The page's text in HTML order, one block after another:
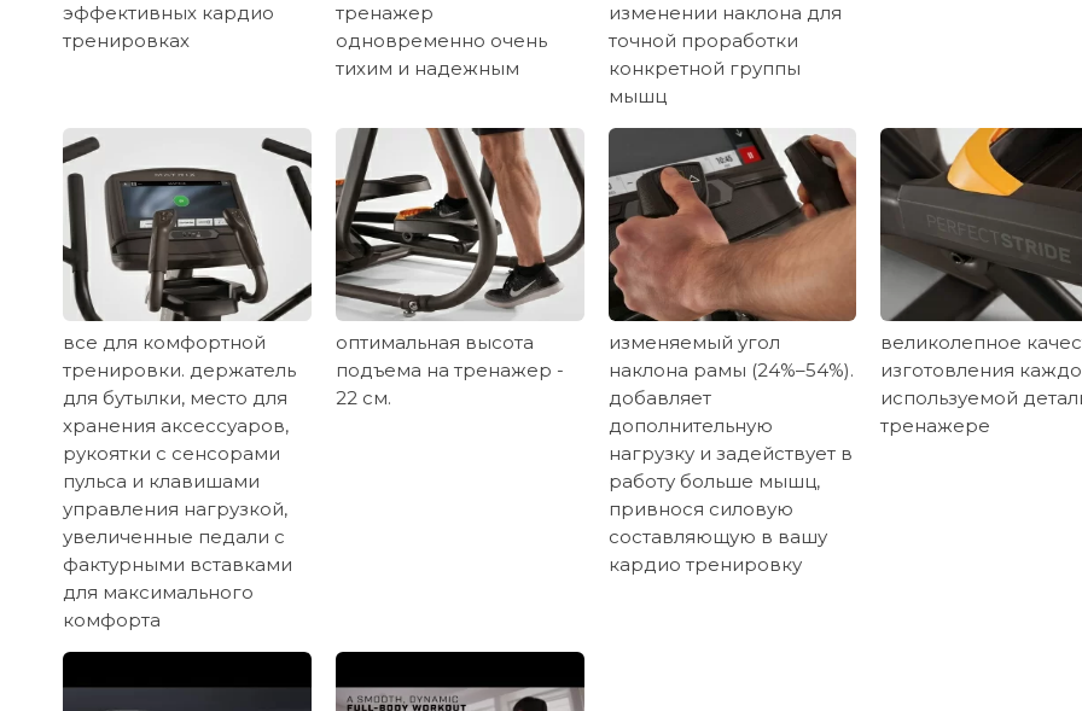
эффективных кардио
тренировках
тренажер
одновременно очень
тихим и надежным
изменении наклона для
точной проработки
конкретной группы
мышц
все для комфортной
тренировки. держатель
для бутылки, место для
хранения аксессуаров,
рукоятки с сенсорами
пульса и клавишами
управления нагрузкой,
увеличенные педали с
фактурными вставками
для максимального
комфорта
оптимальная высота
подъема на тренажер -
22 см.
изменяемый угол
наклона рамы (24%–54%).
добавляет
дополнительную
нагрузку и задействует в
работу больше мышц,
привнося силовую
составляющую в вашу
кардио тренировку
великолепное
изготовления
используемой
тренажере